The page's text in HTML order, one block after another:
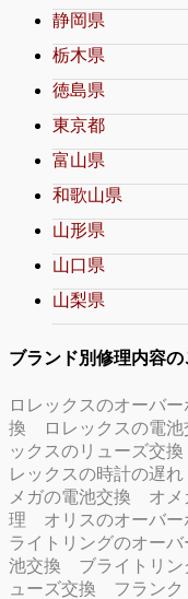
静岡県
栃木県
徳島県
東京都
富山県
和歌山県
山形県
山口県
山梨県
ブランド別修理内容の
ロレックスのオーバ
換
ロレックスの電池
ックスのリューズ交換
レックスの時計の遅れ
メガの電池交換
オメ
理
オリスのオーバー
ライトリングのオー
池交換
ブライトリン
ューズ交換
フラン